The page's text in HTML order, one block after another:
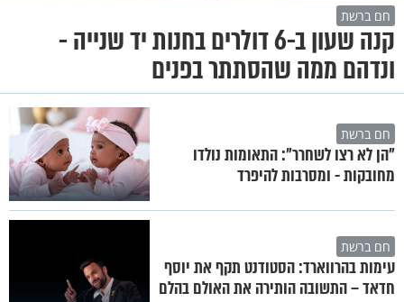
חם ברשת
קנה שעון ב-6 דולרים בחנות יד שנייה -
ונדהם ממה שהסתתר בפנים
חם ברשת
"הן לא רצו לשחרר": התאומות נולדו
מחובקות - ומסרבות להיפרד
חם ברשת
עימות בהרווארד: הסטודנט תקף את יוסף
חדאד – התשובה הותירה את האולם בהלם